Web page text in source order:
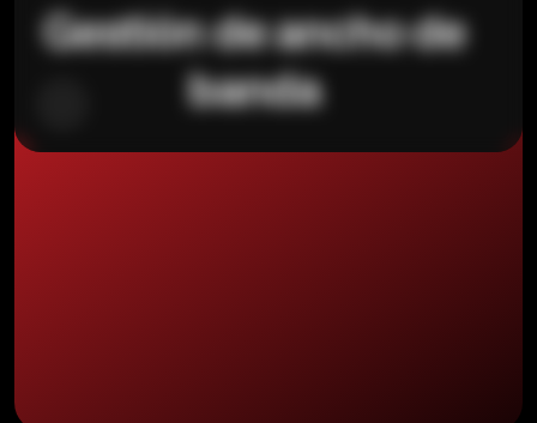
Gestión de ancho de
banda